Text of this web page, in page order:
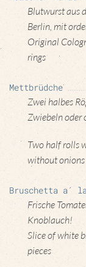
Blutwurst aus
Berlin, mit
Original
rings
Mettbrüdche
Zwei halbes
Zwiebeln
Two half rolls
without onions
Bruschetta a´
Frische
Knoblauch!
Slice of white
pieces